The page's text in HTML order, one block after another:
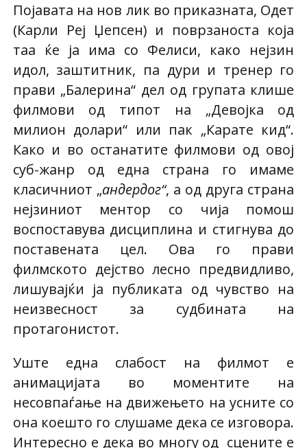
Појавата на нов лик во приказната, Одет
(Карли Реј Џепсен) и поврзаноста која
таа ќе ја има со Фелиси, како нејзин
идол, заштитник, па дури и тренер го
прави „Балерина“ дел од групата клише
филмови од типот на „Девојка од
милион долари“ или пак „Карате кид“.
Како и во останатите филмови од овој
суб-жанр од една страна го имаме
класичниот „андердог“, а од друга страна
нејзиниот ментор со чија помош
воспоставува дисциплина и стигнува до
поставената цел. Ова го прави
филмското дејство лесно предвидливо,
лишувајќи ја публиката од чувство на
неизвесност за судбината на
протагонистот.
Уште една слабост на филмот е
анимацијата во моментите на
несовпаѓање на движењето на усните со
она коешто го слушаме дека се изговора.
Интересно е дека во многу од сцените е